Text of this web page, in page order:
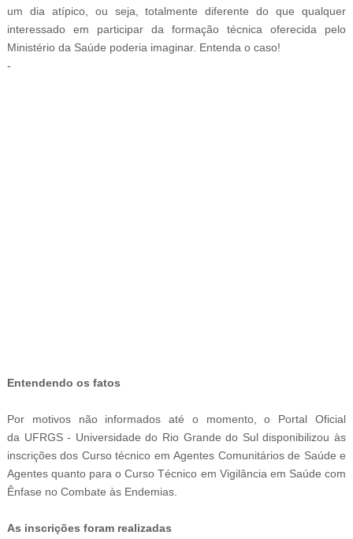
um dia atípico, ou seja, totalmente diferente do que qualquer
interessado em participar da formação técnica oferecida pelo
Ministério da Saúde poderia imaginar. Entenda o caso!
-
Entendendo os fatos
Por motivos não informados até o momento, o Portal Oficial
da UFRGS - Universidade do Rio Grande do Sul disponibilizou às
inscrições dos Curso técnico emAgentes Comunitários de Saúde e
Agentes quanto para oCurso Técnico em Vigilância em Saúde com
Ênfase no Combate às Endemias.
As inscrições foram realizadas